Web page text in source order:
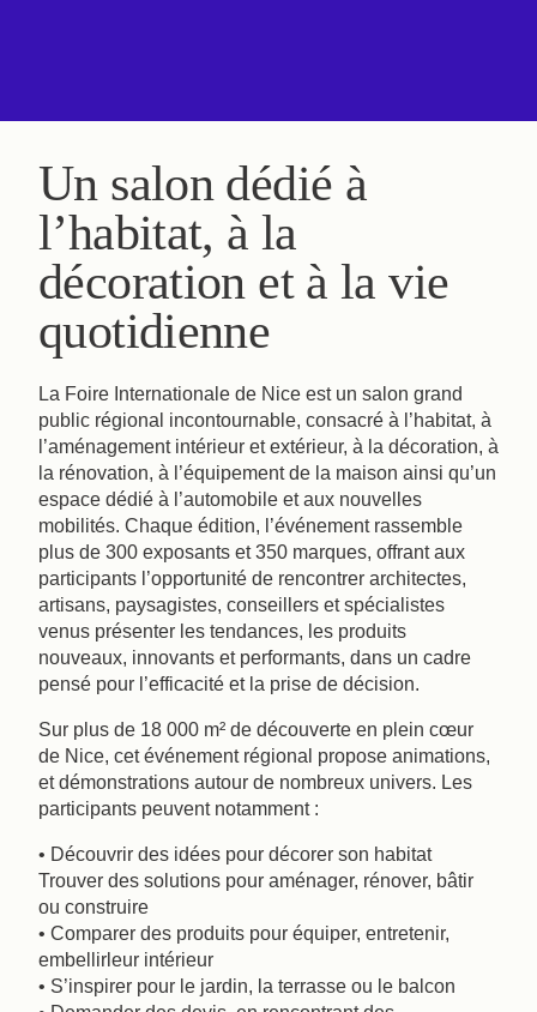
Un salon dédié à
l’habitat, à la
décoration et à la vie
quotidienne
La Foire Internationale de Nice est un salon grand
public régional incontournable, consacré à l’habitat, à
l’aménagement intérieur et extérieur, à la décoration, à
la rénovation, à l’équipement de la maison ainsi qu’un
espace dédié à l’automobile et aux nouvelles
mobilités. Chaque édition, l’événement rassemble
plus de 300 exposants et 350 marques, offrant aux
participants l’opportunité de rencontrer architectes,
artisans, paysagistes, conseillers et spécialistes
venus présenter les tendances, les produits
nouveaux, innovants et performants, dans un cadre
pensé pour l’efficacité et la prise de décision.
Sur plus de 18 000 m² de découverte en plein cœur
de Nice, cet événement régional propose animations, ​
et démonstrations autour de nombreux univers. Les
participants peuvent notamment :
• Découvrir des idées pour décorer son habitat
Trouver des solutions pour aménager, rénover, bâtir
ou construire
• Comparer des produits pour équiper, entretenir,
embellir​leur intérieur
• S’inspirer pour le jardin, la terrasse ou le balcon